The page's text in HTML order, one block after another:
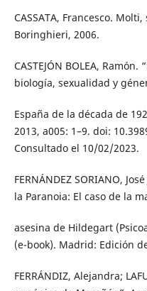
CASSATA, Francesco.
Boringhieri, 2006.
CASTEJÓN BOLEA,
biología, sexualidad y
España de la década de
2013, a005: 1–9. doi:
Consultado el 10/02/2023.
FERNÁNDEZ SORIANO,
la Paranoia: El caso de la
asesina de Hildegart
(e-book). Madrid: Edición
FERRÁNDIZ, Alejandra;